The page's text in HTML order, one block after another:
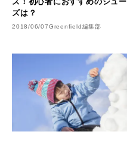
ズは？
2018/06/07Greenfield編集部